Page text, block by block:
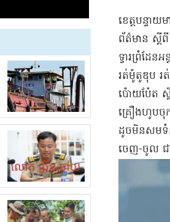
ខេត្តបន្ទា
ព័ត៌មាន ស្តី
ទ្វារព្រំដែ
រត់ម៉ូតូឌុប រ
ប៉ោយប៉ែត ស្
គ្រឿង​ហូបចុ
ដូច​មិន​សម​ទំន
ចេញ​-​ចូល ជ